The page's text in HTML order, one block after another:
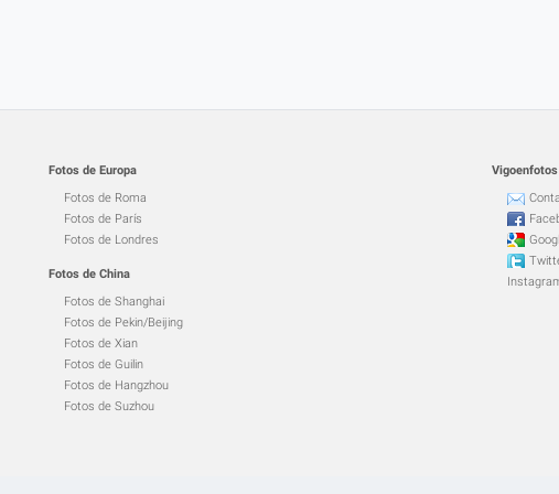
Fotos de Europa
Fotos de Roma
Fotos de París
Fotos de Londres
Fotos de China
Fotos de Shanghai
Fotos de Pekin/Beijing
Fotos de Xian
Fotos de Guilin
Fotos de Hangzhou
Fotos de Suzhou
Vigoenfotos